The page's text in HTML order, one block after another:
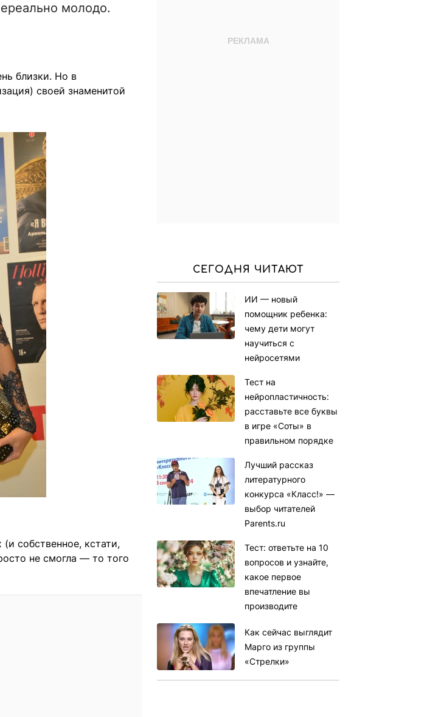
молодо.
близки. Но в
своей знаменитой
собственное, кстати,
не смогла — то того
СЕГОДНЯ ЧИТАЮТ
ИИ — новый
помощник ребенка:
чему дети могут
научиться с
нейросетями
Тест на
нейропластичность:
расставьте все буквы
в игре «Соты» в
правильном порядке
Лучший рассказ
литературного
конкурса «Класс!» —
выбор читателей
Parents.ru
Тест: ответьте на 10
вопросов и узнайте,
какое первое
впечатление вы
производите
Как сейчас выглядит
Марго из группы
«Стрелки»